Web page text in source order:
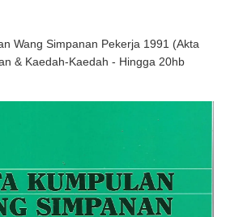
Wang Simpanan Pekerja 1991 (Akta
& Kaedah-Kaedah - Hingga 20hb